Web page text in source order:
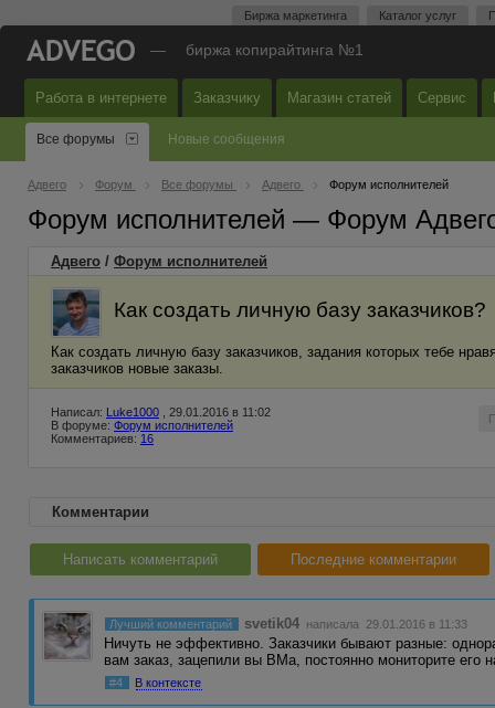
Биржа маркетинга Каталог услуг
— биржа копирайтинга №1
Работа в интернете Заказчику Магазин статей Сервис
Все форумы Новые сообщения
Адвего Форум Все форумы Адвего Форум исполнителей
Форум исполнителей — Форум
Адвего / Форум исполнителей
Как создать личную базу заказчиков?
Как создать личную базу заказчиков, задания которых тебе
заказчиков новые заказы.
Написал: Luke1000 , 29.01.2016 в 11:02
В форуме: Форум исполнителей
Комментариев: 16
Комментарии
Написать комментарий Последние комментарии
Лучший комментарий svetik04 написала 29.01.2016 в 11:33
Ничуть не эффективно. Заказчики бывают разные:
вам заказ, зацепили вы ВМа, постоянно мониторите его
#4 В контексте